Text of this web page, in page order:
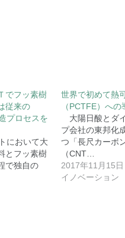
でフッ素樹
従来の
プロセスを
において大
とフッ素樹
で独自の
世界で初めて熱
（PCTFE）へ
大陽日酸とダ
プ会社の東邦化
つ「長尺カーボ
（CNT…
2017年11月15日
イノベーション